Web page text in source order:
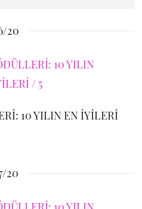
20
10 YILIN EN İYİLERİ
20